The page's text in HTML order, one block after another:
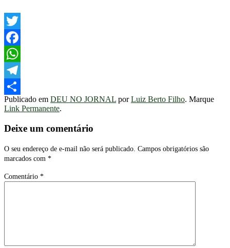
Twitter
Facebook
WhatsApp
Telegram
Share
Publicado em DEU NO JORNAL porLuiz Berto Filho. Marque
Link Permanente.
Deixe um comentário
O seu endereço de e-mail não será publicado. Campos obrigatórios são
marcados com *
Comentário *